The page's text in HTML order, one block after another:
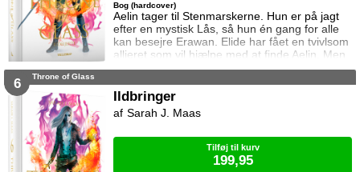
Aelin tager til Stenmarskerne. Hun er på jagt
efter en mystisk Lås, så hun én gang for alle
kan besejre Erawan. Elide har fået en tvivlsom
allieret som vil hjælpe med at finde Aelin. Men
for hvilken pris? Manon vågner i lænker og
Dorian ikke glemme heksen der hjalp ham i
Bog (hardcover)
6 Throne of Glass
Ildbringer
Sarah J. Maas
Tilføj til kurv
199,95